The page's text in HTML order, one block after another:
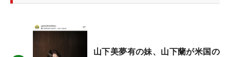
山下美夢有の妹、山下蘭が米国の